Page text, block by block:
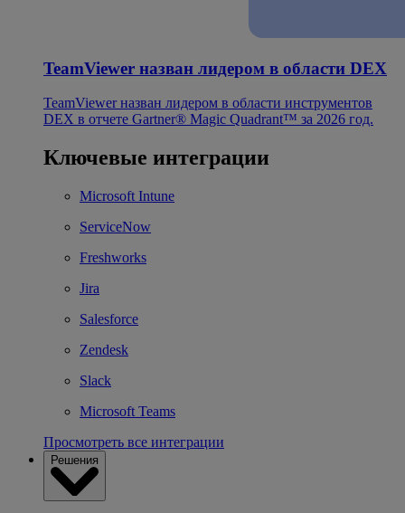
TeamViewer назван лидером в области DEX
TeamViewer назван лидером в области инструментов
DEX в отчете Gartner® Magic Quadrant™ за 2026 год.
Ключевые интеграции
Microsoft Intune
ServiceNow
Freshworks
Jira
Salesforce
Zendesk
Slack
Microsoft Teams
Просмотреть все интеграции
Решения